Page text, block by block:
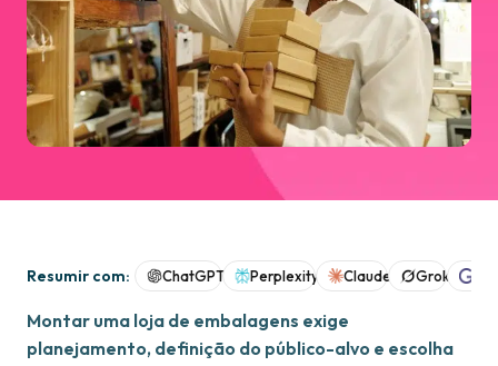
Resumir com: ChatGPT Perplexity Claude Grok
Montar uma loja de embalagens exige
planejamento, definição do público-alvo e escolha